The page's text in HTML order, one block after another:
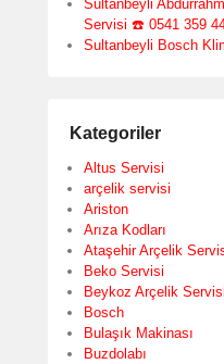
Sultanbeyli
Servisi ☎️ 0541 359
Sultanbeyli Bosch
Kategoriler
Altus Servisi
arçelik servisi
Ariston
Arıza Kodları
Ataşehir Arçelik
Beko Servisi
Beykoz Arçelik Servisi
Bosch
Bulaşık Makinası
Buzdolabı